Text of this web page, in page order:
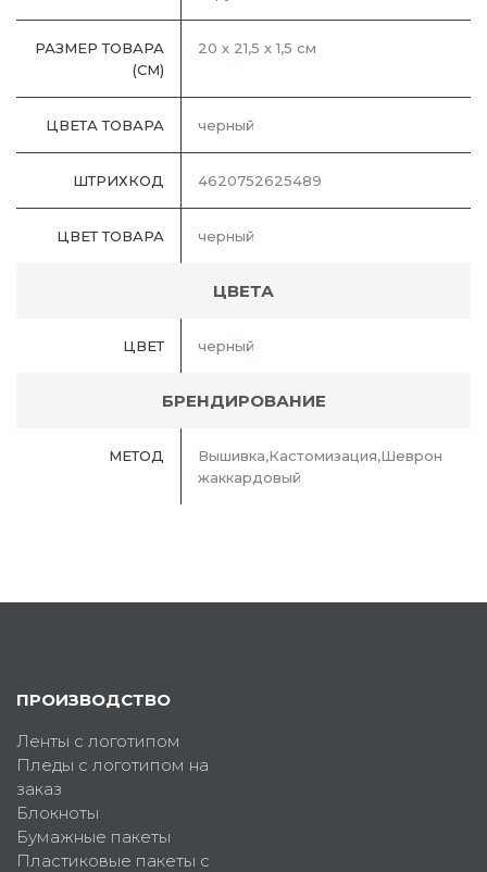
РАЗМЕР ТОВАРА
(СМ)
20 х 21,5 х 1,5 см
ЦВЕТА ТОВАРА черный
ШТРИХКОД 4620752625489
ЦВЕТ ТОВАРА черный
ЦВЕТА
ЦВЕТ черный
БРЕНДИРОВАНИЕ
МЕТОД
Вышивка,Кастомизация,Шеврон
жаккардовый
ПРОИЗВОДСТВО
Ленты с логотипом
Пледы с логотипом на
заказ
Блокноты
Бумажные пакеты
Пластиковые пакеты с